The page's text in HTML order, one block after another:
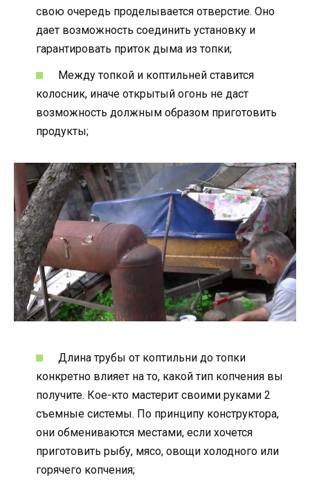
свою очередь проделывается отверстие. Оно
дает возможность соединить установку и
гарантировать приток дыма из топки;
Между топкой и коптильней ставится
колосник, иначе открытый огонь не даст
возможность должным образом приготовить
продукты;
Длина трубы от коптильни до топки
конкретно влияет на то, какой тип копчения вы
получите. Кое-кто мастерит своими руками 2
съемные системы. По принципу конструктора,
они обмениваются местами, если хочется
приготовить рыбу, мясо, овощи холодного или
горячего копчения;